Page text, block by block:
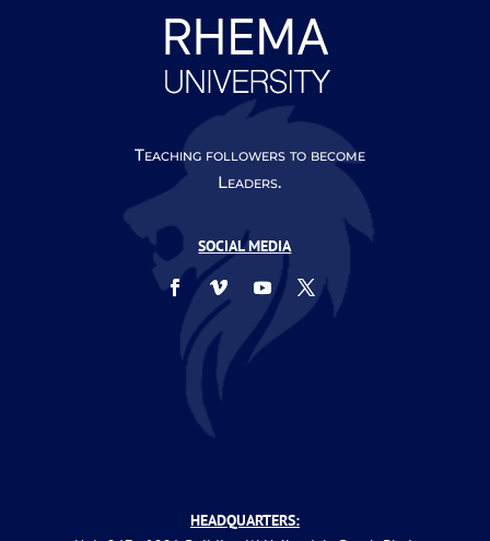
Teaching followers to become
Leaders.
SOCIAL MEDIA
HEADQUARTERS: